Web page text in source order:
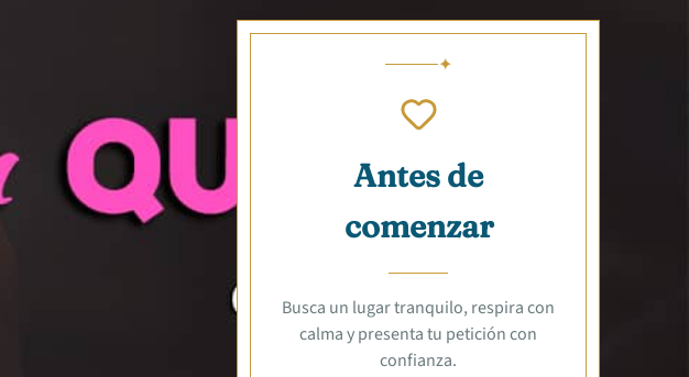
Antes de
comenzar
Busca un lugar tranquilo, respira con
calma y presenta tu petición con
confianza.